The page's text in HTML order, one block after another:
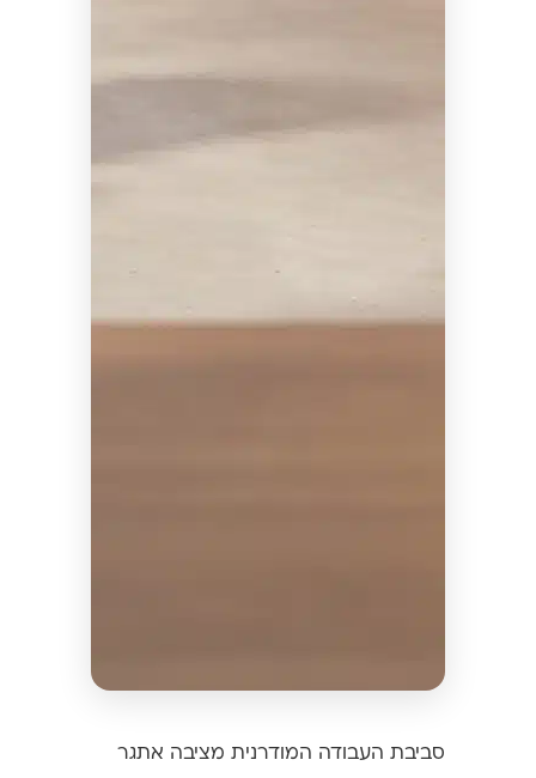
סביבת העבודה המודרנית מציבה אתגר